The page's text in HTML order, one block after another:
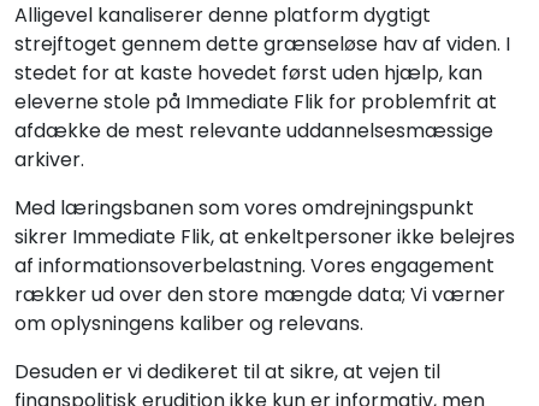
Alligevel kanaliserer denne platform dygtigt
strejftoget gennem dette grænseløse hav af viden. I
stedet for at kaste hovedet først uden hjælp, kan
eleverne stole på Immediate Flik for problemfrit at
afdække de mest relevante uddannelsesmæssige
arkiver.
Med læringsbanen som vores omdrejningspunkt
sikrer Immediate Flik, at enkeltpersoner ikke belejres
af informationsoverbelastning. Vores engagement
rækker ud over den store mængde data; Vi værner
om oplysningens kaliber og relevans.
Desuden er vi dedikeret til at sikre, at vejen til